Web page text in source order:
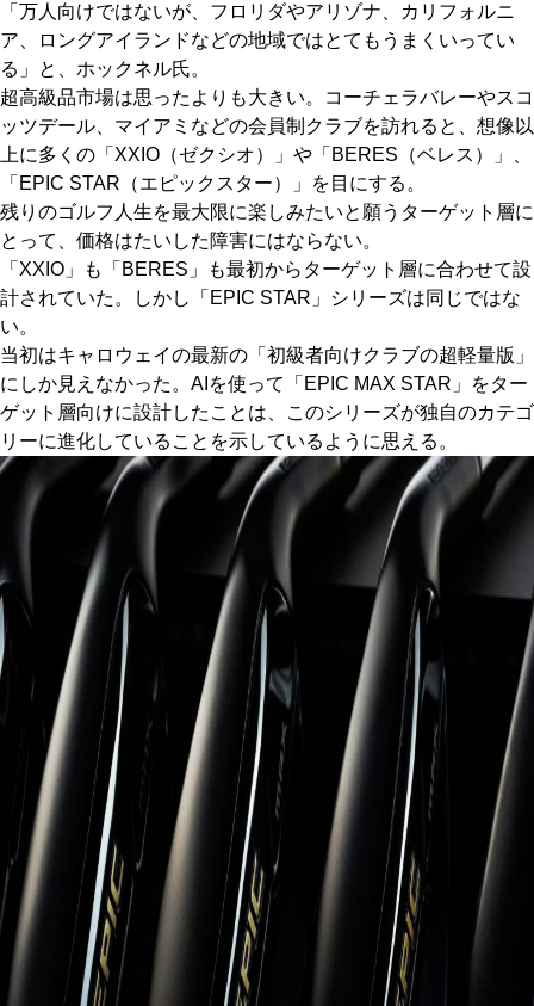
「万人向けではないが、フロリダやアリゾナ、カリフォルニ
ア、ロングアイランドなどの地域ではとてもうまくいってい
る」と、ホックネル氏。
超高級品市場は思ったよりも大きい。コーチェラバレーやスコ
ッツデール、マイアミなどの会員制クラブを訪れると、想像以
上に多くの「XXIO（ゼクシオ）」や「BERES（ベレス）」、
「EPIC STAR（エピックスター）」を目にする。
残りのゴルフ人生を最大限に楽しみたいと願うターゲット層に
とって、価格はたいした障害にはならない。
「XXIO」も「BERES」も最初からターゲット層に合わせて設
計されていた。しかし「EPIC STAR」シリーズは同じではな
い。
当初はキャロウェイの最新の「初級者向けクラブの超軽量版」
にしか見えなかった。AIを使って「EPIC MAX STAR」をター
ゲット層向けに設計したことは、このシリーズが独自のカテゴ
リーに進化していることを示しているように思える。